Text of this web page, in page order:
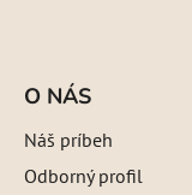
O NÁS
Náš príbeh
Odborný profil